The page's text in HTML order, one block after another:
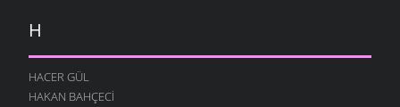
H
HACER GÜL
HAKAN BAHÇECI